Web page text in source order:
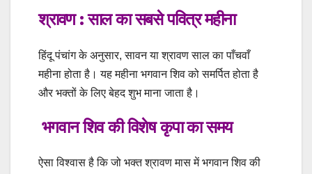
श्रावण : साल का सबसे पवित्र महीना
हिंदू पंचांग के अनुसार, सावन या श्रावण साल का पाँचवाँ
महीना होता है। यह महीना भगवान शिव को समर्पित होता है
और भक्तों के लिए बेहद शुभ माना जाता है।
️ भगवान शिव की विशेष कृपा का समय
ऐसा विश्वास है कि जो भक्त श्रावण मास में भगवान शिव की